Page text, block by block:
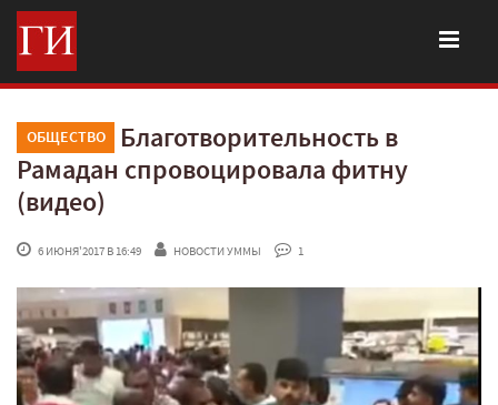
ОБЩЕСТВО
Благотворительность в
Рамадан спровоцировала фитну
(видео)
6 ИЮНЯ'2017 В 16:49 НОВОСТИ УММЫ 1